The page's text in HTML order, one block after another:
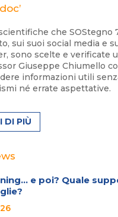
che SOStegno
sui suoi social media e
sono scelte e verificate
Giuseppe Chiumello
informazioni utili
né errate aspettative.
DI PIÙ
e poi? Quale